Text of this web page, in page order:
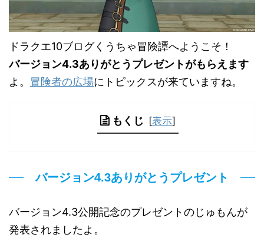
ドラクエ10ブログくうちゃ冒険譚へようこそ！
バージョン4.3ありがとうプレゼントがもらえます
よ。 冒険者の広場にトピックスが来ていますね。
もくじ [表示]
バージョン4.3ありがとうプレゼント
バージョン4.3公開記念のプレゼントのじゅもんが
発表されましたよ。